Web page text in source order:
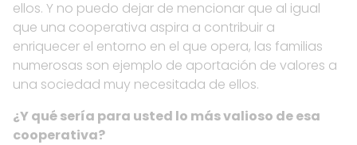
ellos. Y no puedo dejar de mencionar que al igual
que una cooperativa aspira a contribuir a
enriquecer el entorno en el que opera, las familias
numerosas son ejemplo de aportación de valores a
una sociedad muy necesitada de ellos.
¿Y qué sería para usted lo más valioso de esa
cooperativa?